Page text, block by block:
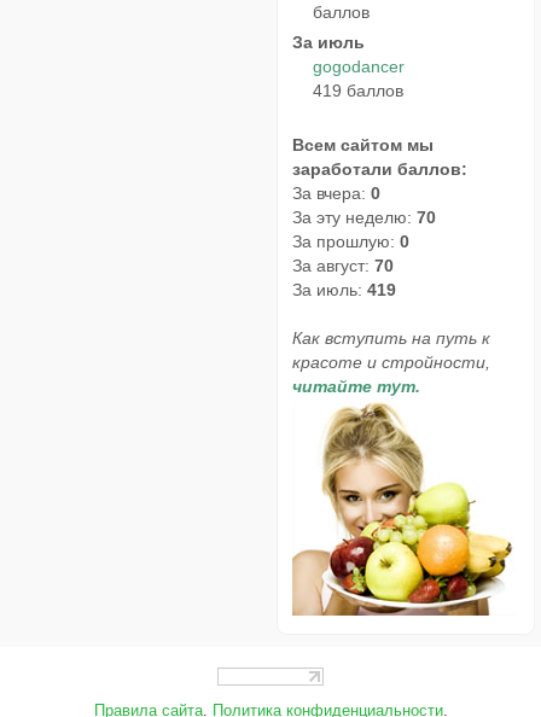
баллов
За июль
gogodancer
419 баллов
Всем сайтом мы
заработали баллов:
За вчера: 0
За эту неделю: 70
За прошлую: 0
За август: 70
За июль: 419
Как вступить на путь к
красоте и стройности,
читайте тут.
Правила сайта. Политика конфиденциальности.